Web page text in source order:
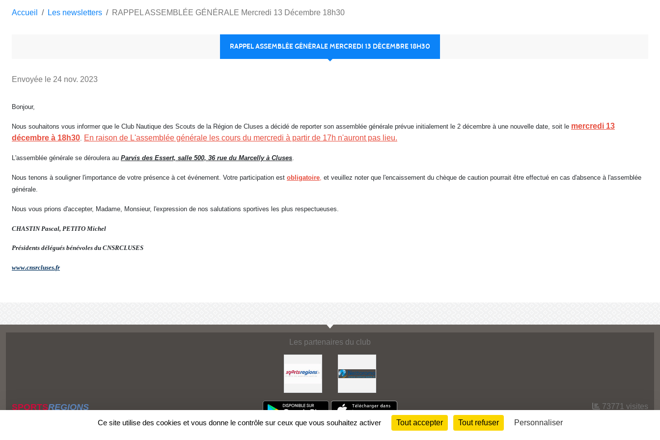
Accueil Les newsletters RAPPEL ASSEMBLÉE GÉNÉRALE Mercredi 13 Décembre 18h30
RAPPEL ASSEMBLÉE GÉNÉRALE MERCREDI 13 DÉCEMBRE 18H30
Envoyée le 24 nov. 2023
Bonjour,
Nous souhaitons vous informer que le Club Nautique des Scouts de la Région de Cluses a décidé de reporter son assemblée générale prévue initialement le 2 décembre à une nouvelle date, soit le mercredi 13
décembre à 18h30 En raison de L'assemblée générale les cours du mercredi à partir de 17h n'auront pas lieu.
L'assemblée générale se déroulera au Parvis des Essert, salle 500, 36 rue du Marcelly à Cluses
Nous tenons à souligner l'importance de votre présence à cet événement. Votre participation est obligatoire et veuillez noter que l'encaissement du chèque de caution pourrait être effectué en cas d'absence à l'assemblée
générale.
Nous vous prions d'accepter, Madame, Monsieur, l'expression de nos salutations sportives les plus respectueuses.
CHASTIN Pascal, PETITO Michel
Présidents délégués bénévoles du CNSRCLUSES
www.cnsrcluses.fr
Les partenaires du club
SPORTSREGIONS 73771 visites
Ce site utilise des cookies et vous donne le contrôle sur ceux que vous souhaitez activer Tout accepter Tout refuser Personnaliser